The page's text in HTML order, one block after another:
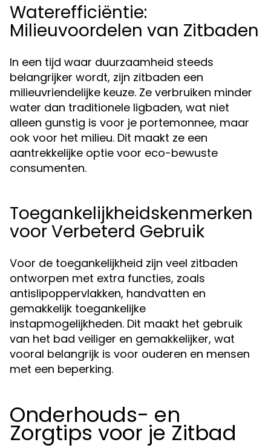
Waterefficiëntie:
Milieuvoordelen van Zitbaden
In een tijd waar duurzaamheid steeds
belangrijker wordt, zijn zitbaden een
milieuvriendelijke keuze. Ze verbruiken minder
water dan traditionele ligbaden, wat niet
alleen gunstig is voor je portemonnee, maar
ook voor het milieu. Dit maakt ze een
aantrekkelijke optie voor eco-bewuste
consumenten.
Toegankelijkheidskenmerken
voor Verbeterd Gebruik
Voor de toegankelijkheid zijn veel zitbaden
ontworpen met extra functies, zoals
antislipoppervlakken, handvatten en
gemakkelijk toegankelijke
instapmogelijkheden. Dit maakt het gebruik
van het bad veiliger en gemakkelijker, wat
vooral belangrijk is voor ouderen en mensen
met een beperking.
Onderhouds- en
Zorgtips voor je Zitbad